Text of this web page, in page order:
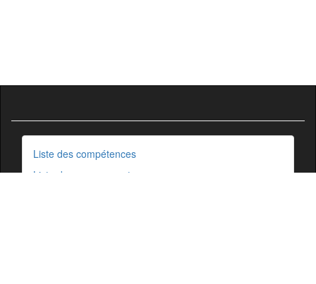
Liste des compétences
Liste des groupements